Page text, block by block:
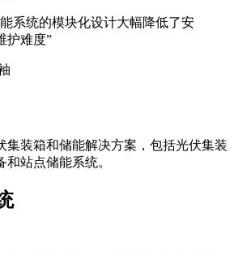
系统的模块化设计大幅降低了安
护难度”
集装箱和储能解决方案，包括光伏集装
站点储能系统。